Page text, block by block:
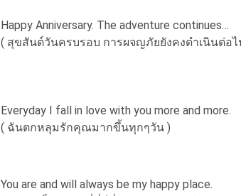
Happy Anniversary. The adventure continues…
( สุขสันต์วันครบรอบ การผจญภัยยังคงดำเนินต่อไ
Everyday I fall in love with you more and more.
( ฉันตกหลุมรักคุณมากขึ้นทุกๆวัน )
You are and will always be my happy place.